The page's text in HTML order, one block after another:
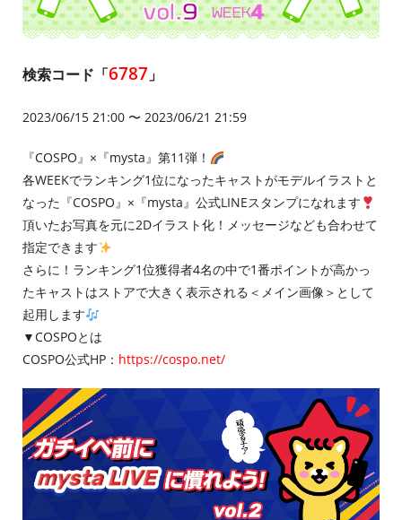
検索コード「6787 」
2023/06/15 21:00 〜 2023/06/21 21:59
『COSPO』×『mysta』第11弾！
各WEEKでランキング1位になったキャストがモデルイラストと
なった『COSPO』×『mysta』公式LINEスタンプになれます
頂いたお写真を元に2Dイラスト化！メッセージなども合わせて
指定できます
さらに！ランキング1位獲得者4名の中で1番ポイントが高かっ
たキャストはストアで大きく表示される＜メイン画像＞として
起用します
▼COSPOとは
COSPO公式HP： https://cospo.net/